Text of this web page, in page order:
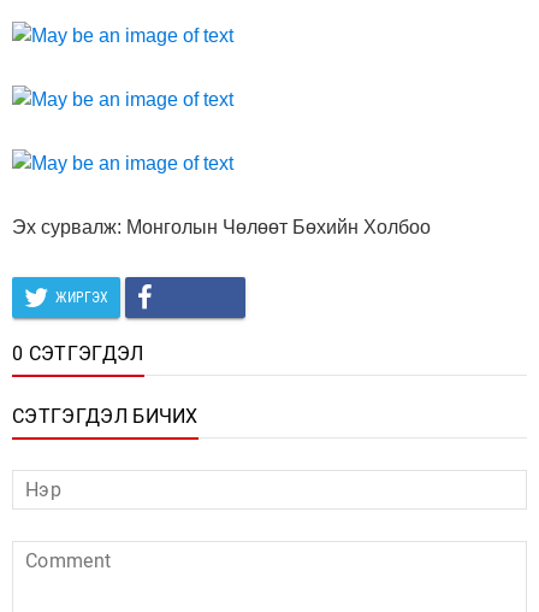
Эх сурвалж: Монголын Чөлөөт Бөхийн Холбоо
ЖИРГЭХ
0 СЭТГЭГДЭЛ
СЭТГЭГДЭЛ БИЧИХ